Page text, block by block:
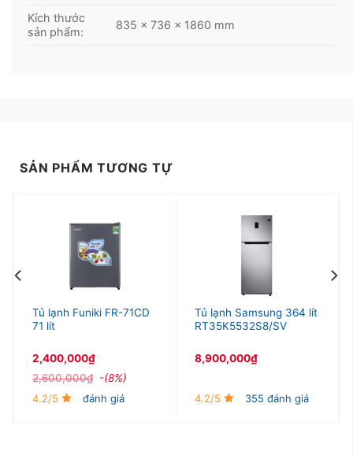
Kích thước
sản phẩm:
835 x 736 x 1860 mm
SẢN PHẨM TƯƠNG TỰ
Tủ lạnh Funiki FR-71CD
71 lít
2,400,000₫
2,600,000₫ -(8%)
4.2/5
đánh giá
Tủ lạnh Samsung 364 lít
RT35K5532S8/SV
8,900,000₫
4.2/5 355 đánh giá